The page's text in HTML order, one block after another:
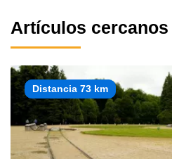
Artículos cercanos
Distancia 73 km